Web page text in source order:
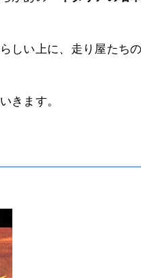
しい上に、走り屋たち
きます。